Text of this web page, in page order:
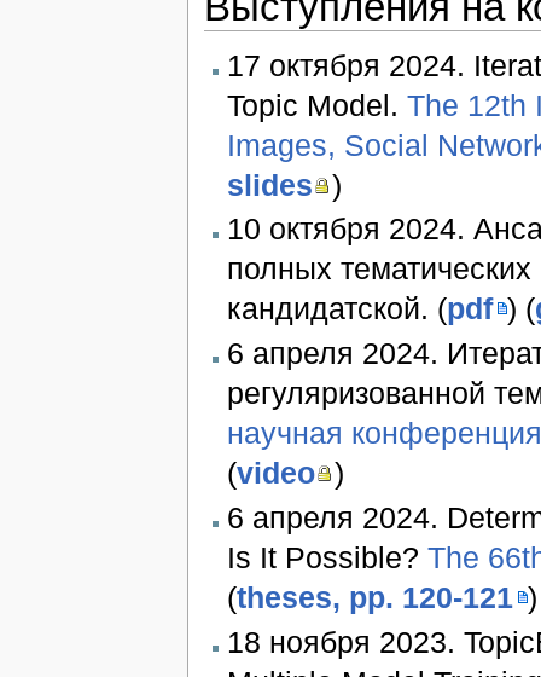
17 октября 2024.
Topic Model. The 12th
Images, Social
slides
)
10 октября 2024.
полных
кандидатской. (pdf ) (
6 апреля 2024.
регуляризованной
научная
(video )
6 апреля 2024.
Is It Possible? The
(theses, pp. 120-121
18 ноября 2023.